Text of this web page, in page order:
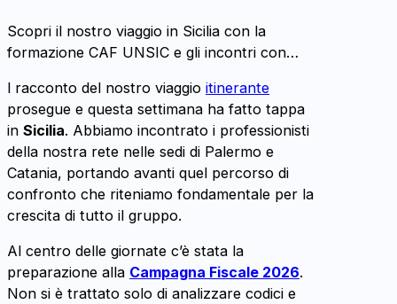
Scopri il nostro viaggio in Sicilia con la
formazione CAF UNSIC e gli incontri con…
l racconto del nostro viaggio itinerante
prosegue e questa settimana ha fatto tappa
in Sicilia. Abbiamo incontrato i professionisti
della nostra rete nelle sedi di Palermo e
Catania, portando avanti quel percorso di
confronto che riteniamo fondamentale per la
crescita di tutto il gruppo.
Al centro delle giornate c’è stata la
preparazione alla Campagna Fiscale 2026.
Non si è trattato solo di analizzare codici e